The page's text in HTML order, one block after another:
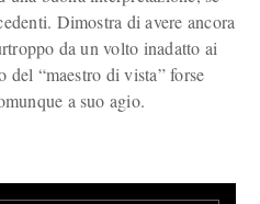
Dimostra di avere ancora
da un volto inadatto ai
“maestro di vista” forse
a suo agio.